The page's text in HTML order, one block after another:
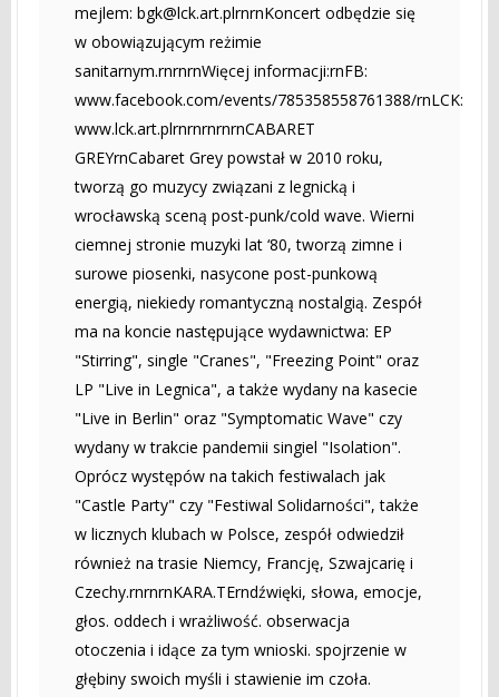
mejlem: bgk@lck.art.plrnrnKoncert odbędzie się
w obowiązującym reżimie
sanitarnym.rnrnrnWięcej informacji:rnFB:
www.facebook.com/events/785358558761388/rnLCK:
www.lck.art.plrnrnrnrnrnCABARET
GREYrnCabaret Grey powstał w 2010 roku,
tworzą go muzycy związani z legnicką i
wrocławską sceną post-punk/cold wave. Wierni
ciemnej stronie muzyki lat ‘80, tworzą zimne i
surowe piosenki, nasycone post-punkową
energią, niekiedy romantyczną nostalgią. Zespół
ma na koncie następujące wydawnictwa: EP
"Stirring", single "Cranes", "Freezing Point" oraz
LP "Live in Legnica", a także wydany na kasecie
"Live in Berlin" oraz "Symptomatic Wave" czy
wydany w trakcie pandemii singiel "Isolation".
Oprócz występów na takich festiwalach jak
"Castle Party" czy "Festiwal Solidarności", także
w licznych klubach w Polsce, zespół odwiedził
również na trasie Niemcy, Francję, Szwajcarię i
Czechy.rnrnrnKARA.TErndźwięki, słowa, emocje,
głos. oddech i wrażliwość. obserwacja
otoczenia i idące za tym wnioski. spojrzenie w
głębiny swoich myśli i stawienie im czoła.